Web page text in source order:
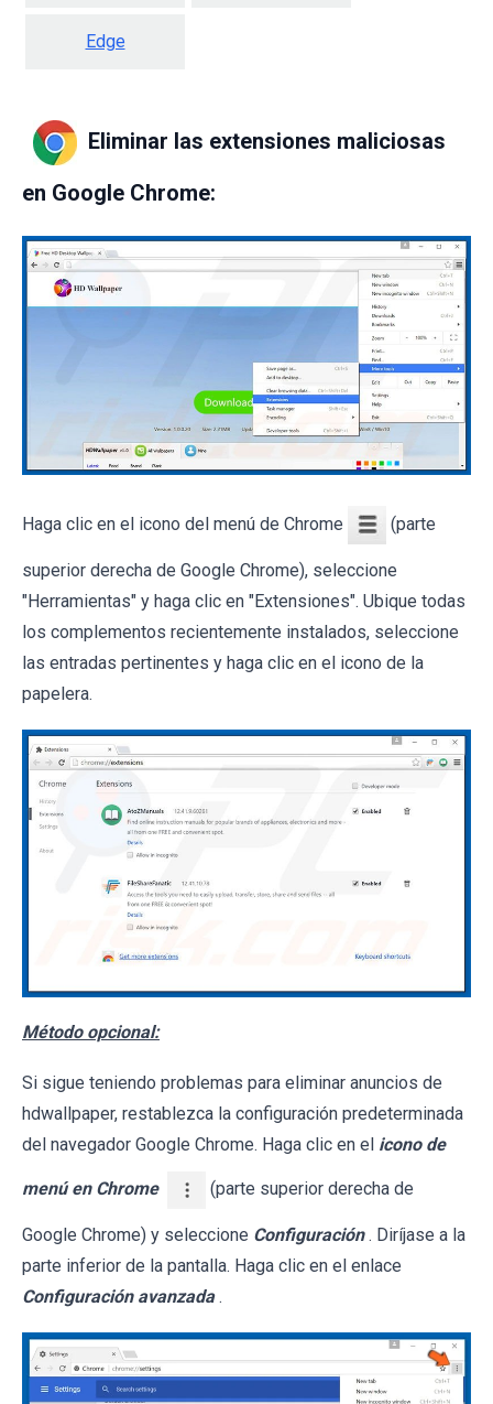
Edge
Eliminar las extensiones maliciosas
en Google Chrome:
Haga clic en el icono del menú de Chrome (parte
superior derecha de Google Chrome), seleccione
"Herramientas" y haga clic en "Extensiones". Ubique todas
los complementos recientemente instalados, seleccione
las entradas pertinentes y haga clic en el icono de la
papelera.
Método opcional:
Si sigue teniendo problemas para eliminar anuncios de
hdwallpaper, restablezca la configuración predeterminada
del navegador Google Chrome. Haga clic en el icono de
menú en Chrome (parte superior derecha de
Google Chrome) y seleccione Configuración . Diríjase a la
parte inferior de la pantalla. Haga clic en el enlace
Configuración avanzada .